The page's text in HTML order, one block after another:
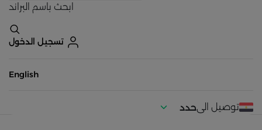
ابحث باسم البراند
تسجيل الدخول
English
توصيل الىحدد